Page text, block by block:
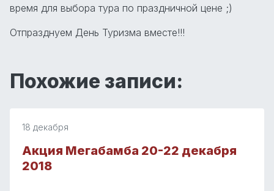
время для выбора тура по праздничной цене ;)
Отпразднуем День Туризма вместе!!!
Похожие записи:
18 декабря
Акция Мегабамба 20-22 декабря
2018